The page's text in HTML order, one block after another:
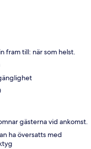
fram till: när som helst.
gästerna vid ankomst.
ha översatts med